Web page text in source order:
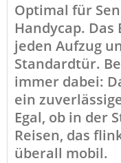
Optimal für
Handycap. Das
jeden Aufzug
Standardtür.
immer dabei:
ein
Egal, ob in der
Reisen, das
überall mobil.